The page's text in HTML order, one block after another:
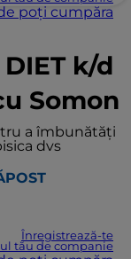
poți cumpăra
Înregistrează-te
tău de companie
DIET k/d
Somon
a îmbunătăţi
dvs